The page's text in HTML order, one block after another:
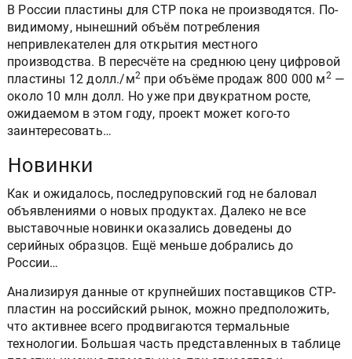
В России пластины для CTP пока не производятся. По-
видимому, нынешний объём потребления
непривлекателен для открытия местного
производства. В пересчёте на среднюю цену цифровой
пластины 12 долл./м2 при объёме продаж 800 000 м2—
около 10 млн долл. Но уже при двукратном росте,
ожидаемом в этом году, проект может кого-то
заинтересовать…
Новинки
Как и ожидалось, последруповский год не баловал
объявлениями о новых продуктах. Далеко не все
выставочные новинки оказались доведены до
серийных образцов. Ещё меньше добрались до
России…
Анализируя данные от крупнейших поставщиков СТР-
пластин на российский рынок, можно предположить,
что активнее всего продвигаются термальные
технологии. Большая часть представленных в таблице